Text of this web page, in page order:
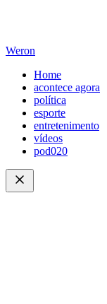
Weron
Home
acontece agora
política
esporte
entretenimento
vídeos
pod020